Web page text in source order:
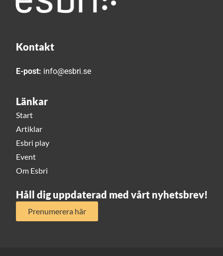
Kontakt
E-post: info@esbri.se
Länkar
Start
Artiklar
Esbri play
Event
Om Esbri
Håll dig uppdaterad med vårt nyhetsbrev!
Prenumerera här